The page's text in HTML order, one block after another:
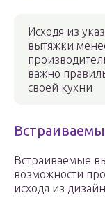
Исходя из
вытяжки
важно
своей кухни
Встраиваемые
возможности
исходя из